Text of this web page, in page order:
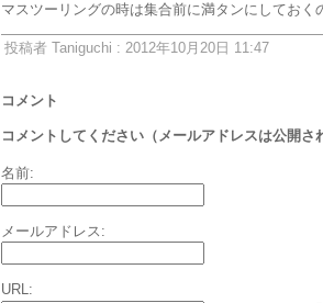
マスツーリングの時は集合前に満タンにしてお
投稿者 Taniguchi : 2012年10月20日 11:47
コメント
コメントしてください（メールアドレスは公開さ
名前:
メールアドレス:
URL: